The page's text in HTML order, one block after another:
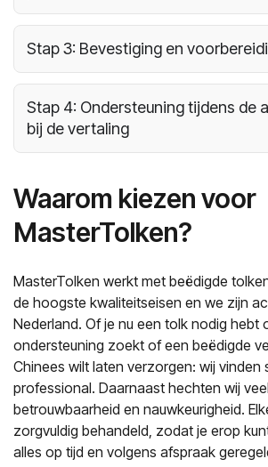
Stap 3: Bevestiging en
Stap 4: Ondersteuning tijdens de
bij de vertaling
Waarom kiezen voor
MasterTolken?
MasterTolken werkt met beëdigde
de hoogste kwaliteitseisen en we zijn
Nederland. Of je nu een tolk nodig hebt
ondersteuning zoekt of een beëdigde
Chinees wilt laten verzorgen: wij vinden
professional. Daarnaast hechten wij
betrouwbaarheid en nauwkeurigheid.
zorgvuldig behandeld, zodat je erop
alles op tijd en volgens afspraak